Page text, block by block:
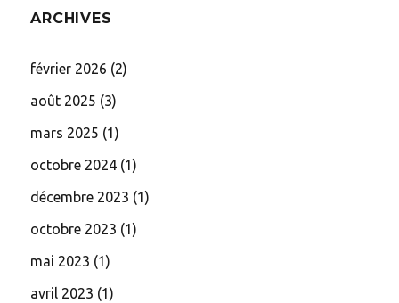
ARCHIVES
février 2026 (2)
août 2025 (3)
mars 2025 (1)
octobre 2024 (1)
décembre 2023 (1)
octobre 2023 (1)
mai 2023 (1)
avril 2023 (1)